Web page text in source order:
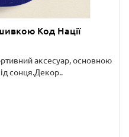
Код Нації
аксесуар, основною
сонця.Декор..